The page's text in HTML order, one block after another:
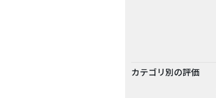
カテゴリ別の評価